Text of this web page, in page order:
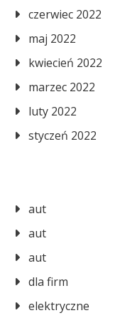
czerwiec 2022
maj 2022
kwiecień 2022
marzec 2022
luty 2022
styczeń 2022
aut
aut
aut
dla firm
elektryczne